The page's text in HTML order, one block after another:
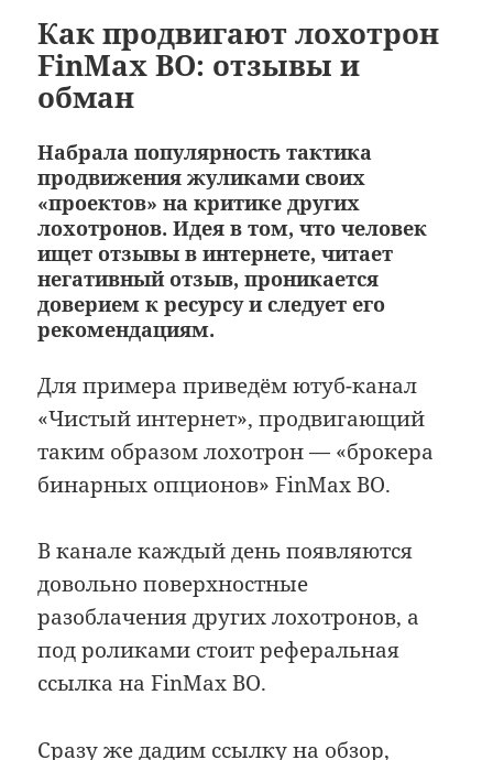
Как продвигают лохотрон
FinMax BO: отзывы и
обман
Набрала популярность тактика
продвижения жуликами своих
«проектов» на критике других
лохотронов. Идея в том, что человек
ищет отзывы в интернете, читает
негативный отзыв, проникается
доверием к ресурсу и следует его
рекомендациям.
Для примера приведём ютуб-канал
«Чистый интернет», продвигающий
таким образом лохотрон — «брокера
бинарных опционов» FinMax BO.
В канале каждый день появляются
довольно поверхностные
разоблачения других лохотронов, а
под роликами стоит реферальная
ссылка на FinMax BO.
Сразу же дадим ссылку на обзор,